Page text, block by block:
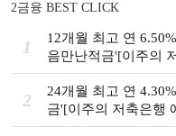
2금융 BEST CLICK
1
12개월 최고 연
음만난적금'[이주의
1주]
2
24개월 최고 연
금'[이주의 저축은행